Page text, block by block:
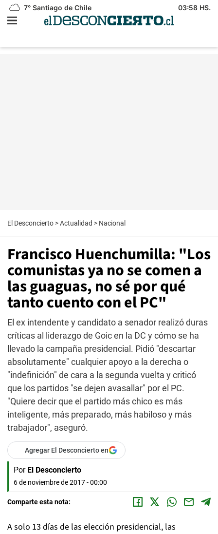
7° Santiago de Chile 03:58 HS.
El Desconcierto >Actualidad > Nacional
Francisco Huenchumilla: "Los
comunistas ya no se comen a
las guaguas, no sé por qué
tanto cuento con el PC"
El ex intendente y candidato a senador realizó duras
críticas al liderazgo de Goic en la DC y cómo se ha
llevado la campaña presidencial. Pidió "descartar
absolutamente" cualquier apoyo a la derecha o
"indefinición" de cara a la segunda vuelta y criticó
que los partidos "se dejen avasallar" por el PC.
"Quiere decir que el partido más chico es más
inteligente, más preparado, más habiloso y más
trabajador", aseguró.
Agregar El Desconcierto en
Por El Desconcierto
6 de noviembre de 2017 - 00:00
Comparte esta nota:
A solo 13 días de las elección presidencial, las